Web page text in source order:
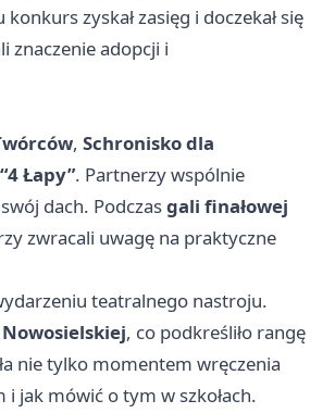
zyskał zasięg i doczekał się
znaczenie adopcji i
, Schronisko dla
Łapy”. Partnerzy wspólnie
dach. Podczasgali finałowej
zwracali uwagę na praktyczne
teatralnego nastroju.
, co podkreśliło rangę
nie tylko momentem wręczenia
jak mówić o tym w szkołach.